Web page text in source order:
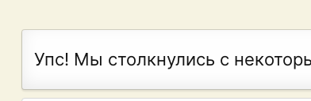
Упс! Мы столкнулись с